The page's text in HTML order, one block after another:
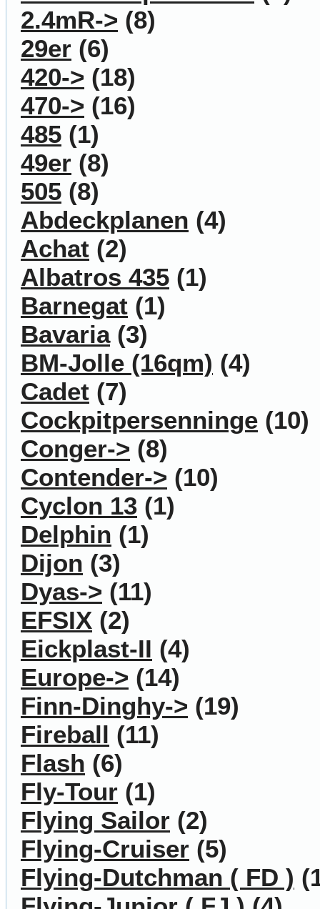
2.4mR-> (8)
29er (6)
420-> (18)
470-> (16)
485 (1)
49er (8)
505 (8)
Abdeckplanen (4)
Achat (2)
Albatros 435 (1)
Barnegat (1)
Bavaria(3)
BM-Jolle (16qm) (4)
Cadet (7)
Cockpitpersenninge (10)
Conger-> (8)
Contender-> (10)
Cyclon 13 (1)
Delphin (1)
Dijon (3)
Dyas-> (11)
EFSIX (2)
Eickplast-II (4)
Europe-> (14)
Finn-Dinghy-> (19)
Fireball (11)
Flash (6)
Fly-Tour (1)
Flying Sailor (2)
Flying-Cruiser (5)
Flying-Dutchman ( FD )